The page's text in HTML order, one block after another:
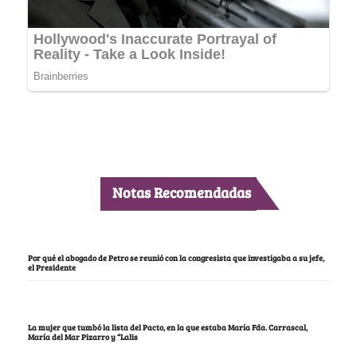
Notas Recomendadas
Por qué el abogado de Petro se reunió con la congresista que investigaba a su jefe,
el Presidente
La mujer que tumbó la lista del Pacto, en la que estaba María Fda. Carrascal,
María del Mar Pizarro y “Lalis